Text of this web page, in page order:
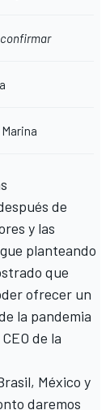
de
y las
planteando
que
ofrecer un
la pandemia
de la
México y
daremos